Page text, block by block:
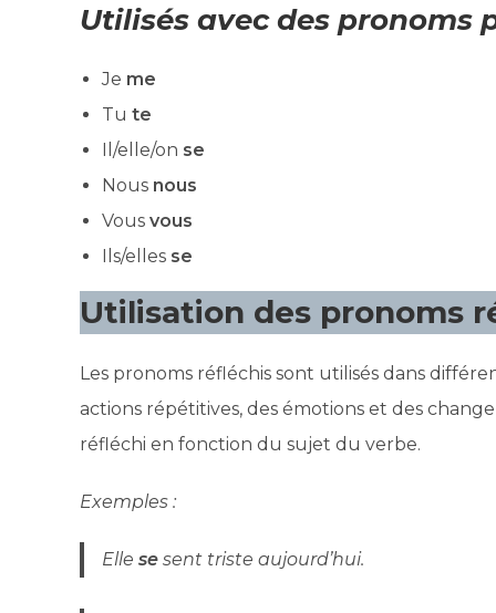
Utilisés avec des pronoms
Je me
Tu te
Il/elle/on se
Nous nous
Vous vous
Ils/elles se
Utilisation des pronoms
Les pronoms réfléchis sont utilisés dans
actions répétitives, des émotions et des
réfléchi en fonction du sujet du verbe.
Exemples :
Elle se sent triste aujourd’hui.